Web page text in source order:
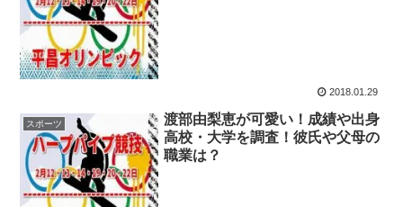
2018.01.29
スポーツ
渡部由梨恵が可愛い！成績や出身
高校・大学を調査！彼氏や父母の
職業は？